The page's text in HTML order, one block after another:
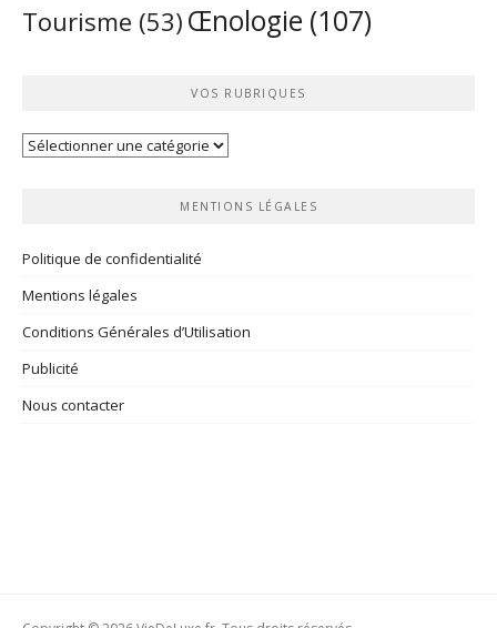
Tourisme (53) Œnologie (107)
VOS RUBRIQUES
Vos
MENTIONS LÉGALES
Politique de confidentialité
Mentions légales
Conditions Générales d’Utilisation
Publicité
Nous contacter